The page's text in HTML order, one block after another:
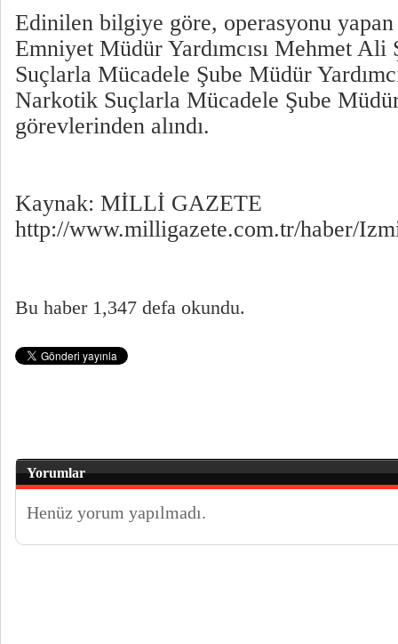
Edinilen bilgiye göre, operasyonu
Emniyet Müdür Yardımcısı Mehmet
Suçlarla Mücadele Şube Müdür
Narkotik Suçlarla Mücadele Şube
görevlerinden alındı.
Kaynak: MİLLİ GAZETE
http://www.milligazete.com.tr/haber/
Bu haber 1,347 defa okundu.
Yorumlar
Henüz yorum yapılmadı.